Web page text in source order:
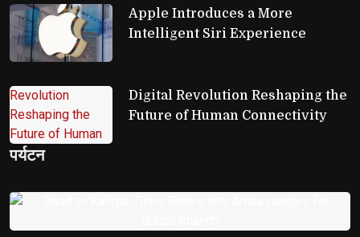
Apple Introduces a More
Intelligent Siri Experience
Digital Revolution Reshaping the
Future of Human Connectivity
पर्यटन